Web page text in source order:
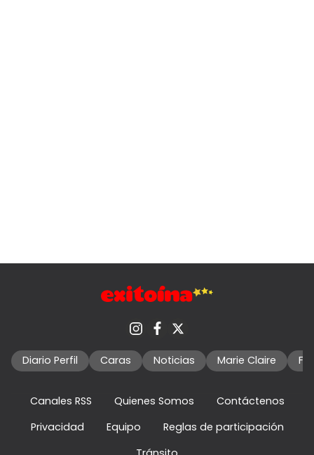
Diario Perfil Caras Noticias Marie Claire
Canales RSS Quienes Somos
Contáctenos
Privacidad
Equipo
Reglas de participación